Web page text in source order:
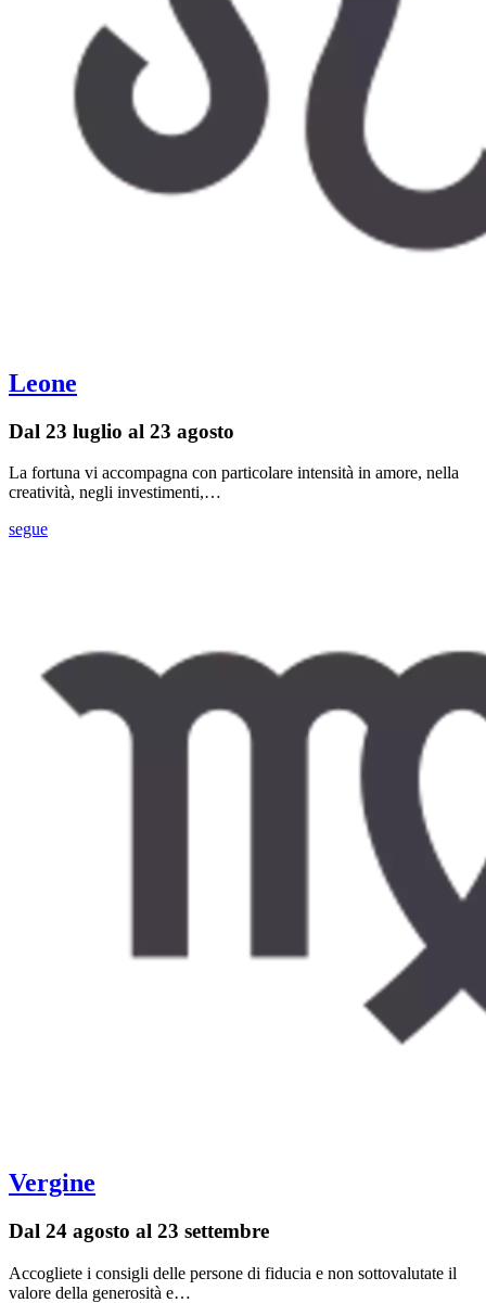
Leone
Dal 23 luglio al 23 agosto
La fortuna vi accompagna con particolare intensità in amore, nella
creatività, negli investimenti,…
segue
Vergine
Dal 24 agosto al 23 settembre
Accogliete i consigli delle persone di fiducia e non sottovalutate il
valore della generosità e…